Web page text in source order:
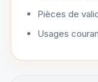
Pièces de
Usages